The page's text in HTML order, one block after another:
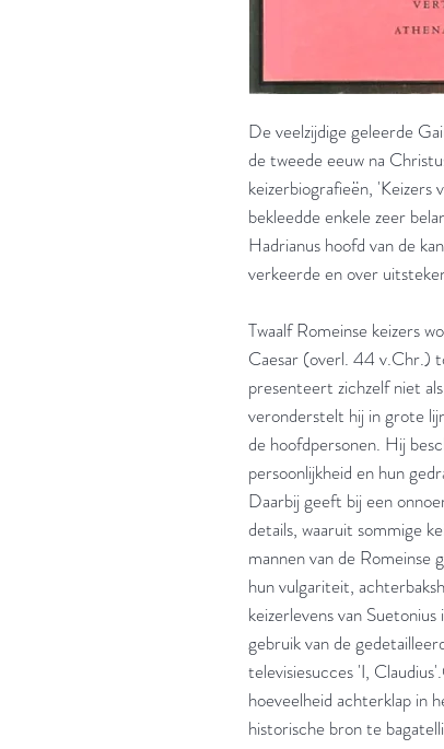
De veelzijdige geleerde
de tweede eeuw na
keizerbiografieën,
bekleedde enkele zeer
Hadrianus hoofd van de
verkeerde en over
Twaalf Romeinse keizers
Caesar (overl. 44 v.Chr.)
presenteert zichzelf niet
veronderstelt hij in grote
de hoofdpersonen. Hij
persoonlijkheid en hun
Daarbij geeft bij een
details, waaruit sommige
mannen van de Romeinse
hun vulgariteit,
keizerlevens van
gebruik van de
televisiesucces 'I,
hoeveelheid achterklap in
historische bron te